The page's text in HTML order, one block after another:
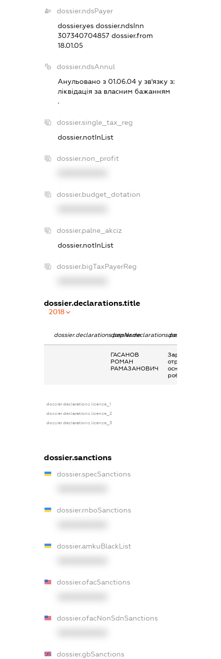
dossier.ndsPayer
dossier.yesdossier.ndsInn
307340704857dossier.from
18.01.05
dossier.ndsAnnul
Анульовано з 01.06.04 у зв'язку з:
лiквiдацiя за власним бажанням
.
dossier.single_tax_reg
dossier.notInList
dossier.non_profit
dossier.budget_dotation
dossier.palne_akciz
dossier.notInList
dossier.bigTaxPayerReg
dossier.declarations.title
2018
dossier.declarations.pepNamedossier.declarations.personName
ГАСАНОВ
РОМАН
РАМАЗАНОВИЧ
Заробітна плата
отримана за
основним місцем
роботи
dossier.declarations.license_1
dossier.declarations.license_2
dossier.declarations.license_3
dossier.sanctions
dossier.specSanctions
dossier.rnboSanctions
dossier.amkuBlackList
dossier.ofacSanctions
dossier.ofacNonSdnSanctions
dossier.gbSanctions